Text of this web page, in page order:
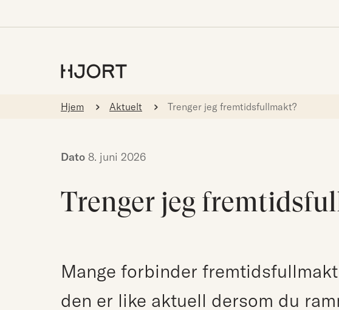
Hjem Aktuelt Trenger jeg fremtidsfullmakt?
Dato 8. juni 2026
Trenger jeg
Mange forbinder
den er like aktuell dersom du